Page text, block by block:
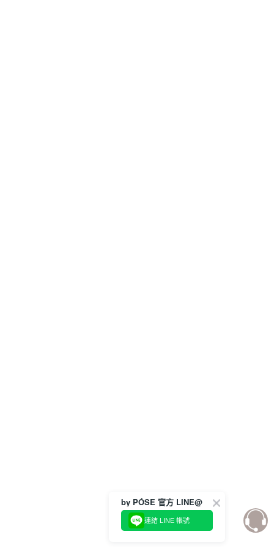
by PÓSE 官方 LINE@
連結 LINE 帳號